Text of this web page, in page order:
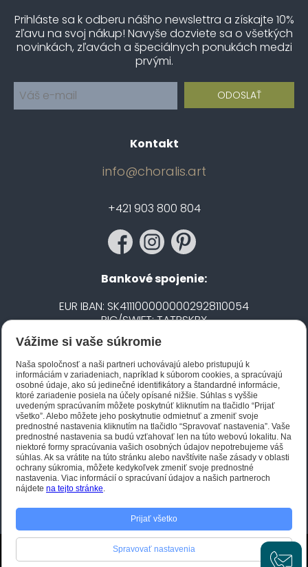
Prihláste sa k odberu nášho newslettra a získajte 10%
zľavu na svoj nákup! Navyše dozviete sa o všetkých
novinkách, zľavách a špeciálnych ponukách medzi
prvými.
Kontakt
info@choralis.art
+421 903 800 804
Bankové spojenie:
EUR IBAN: SK4111000000002928110054
BIC/SWIFT: TATRSKBX
CZK IBAN: CZ5020100000002101752606
BIC/SWIFT: FIOBCZPPXXX
Biano STAR
Tento eshop vyvoril
Vážime si vaše súkromie
Naša spoločnosť a naši partneri uchovávajú alebo pristupujú k
informáciám v zariadeniach, napríklad k súborom cookies, a spracúvajú
osobné údaje, ako sú jedinečné identifikátory a štandardné informácie,
ktoré zariadenie posiela na účely opísané nižšie. Súhlas s vyššie
uvedeným spracúvaním môžete poskytnúť kliknutím na tlačidlo “Prijať
všetko”. Alebo môžete jeho poskytnutie odmietnuť a zmeniť svoje
prednostné nastavenia kliknutím na tlačidlo “Spravovať nastavenia”. Vaše
prednostné nastavenia sa budú vzťahovať len na túto webovú lokalitu. Na
niektoré formy spracúvania vašich osobných údajov nepotrebujeme váš
súhlas. Ak sa vrátite na túto stránku alebo navštívite naše zásady v oblasti
ochrany súkromia, môžete kedykoľvek zmeniť svoje prednostné
nastavenia. Viac informácií o spracúvaní údajov a našich partneroch
nájdete na tejto stránke.
Prijať všetko
Spravovať nastavenia